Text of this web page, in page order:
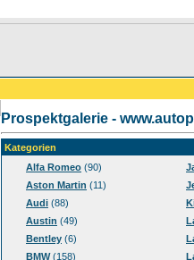
Prospektgalerie -
Kategorien
Alfa Romeo (90)
Aston Martin (11)
Audi (88)
Austin (49)
Bentley (6)
BMW(158)